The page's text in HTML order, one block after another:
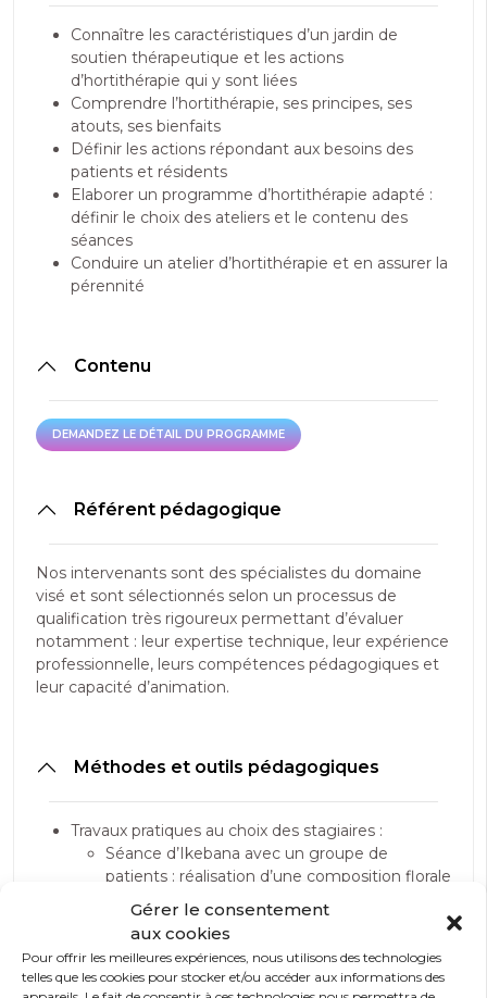
Gérer le consentement
aux cookies
Pour offrir les meilleures expériences, nous utilisons des technologies
telles que les cookies pour stocker et/ou accéder aux informations des
Connaître les caractéristiques d’un jardin de
soutien thérapeutique et les actions
d’hortithérapie qui y sont liées
Comprendre l’hortithérapie, ses principes, ses
atouts, ses bienfaits
Définir les actions répondant aux besoins des
patients et résidents
Elaborer un programme d’hortithérapie adapté :
définir le choix des ateliers et le contenu des
séances
Conduire un atelier d’hortithérapie et en assurer la
pérennité
Contenu
DEMANDEZ LE DÉTAIL DU PROGRAMME
DEMANDEZ LE DÉTAIL DU PROGRAMME
Référent pédagogique
Nos intervenants sont des spécialistes du domaine
visé et sont sélectionnés selon un processus de
qualification très rigoureux permettant d’évaluer
notamment : leur expertise technique, leur expérience
professionnelle, leurs compétences pédagogiques et
leur capacité d’animation.
Méthodes et outils pédagogiques
Travaux pratiques au choix des stagiaires :
Séance d’Ikebana avec un groupe de
patients : réalisation d’une composition florale
basée sur les principes de l’art japonais
Ikebana
Paysage miniaturisé : réalisation d’un
paysage miniaturisé sur plateau. Une activité
de création personnelle et aussi collective à